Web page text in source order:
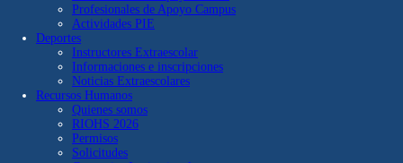
Profesionales de Apoyo Campus
Actividades PIE
Deportes
Instructores Extraescolar
Informaciones e inscripciones
Noticias Extraescolares
Recursos Humanos
Quienes somos
RIOHS 2026
Permisos
Solicitudes